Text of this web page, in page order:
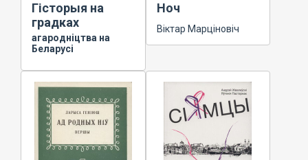
Гісторыя на
градках
агародніцтва на
Беларусі
Ноч
Віктар Марціновіч